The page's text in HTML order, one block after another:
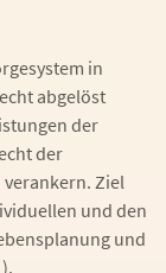
in
abgelöst
der
der
verankern. Ziel
und den
und